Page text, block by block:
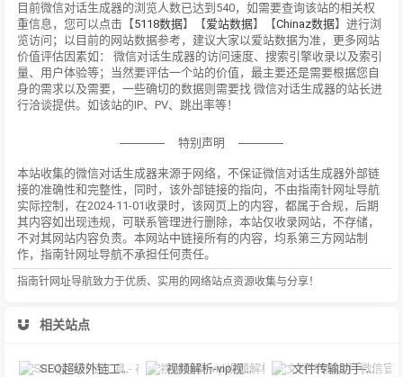
目前微信对话生成器的浏览人数已达到540，如需要查询该站的相关权
重信息，您可以点击【5118数据】【爱站数据】【Chinaz数据】进行浏
览访问；以目前的网站数据参考，建议大家以爱站数据为准，更多网站
价值评估因素如： 微信对话生成器的访问速度、搜索引擎收录以及索引
量、用户体验等；当然要评估一个站的价值，最主要还是需要根据您自
身的需求以及需要，一些确切的数据则需要找 微信对话生成器的站长进
行洽谈提供。如该站的IP、PV、跳出率等！
特别声明
本站收集的微信对话生成器来源于网络，不保证微信对话生成器外部链
接的准确性和完整性，同时，该外部链接的指向，不由指南针网址导航
实际控制，在2024-11-01收录时，该网页上的内容，都属于合规，后期
其内容如出现违规，可联系管理进行删除，本站仅收录网站，不存储，
不对其网站内容负责。本网站中链接所有的内容，均系第三方网站制
作，指南针网址导航不承担任何责任。
指南针网址导航致力于优质、实用的网络站点资源收集与分享！
相关站点
SEO超级外链工具 - 在线批量发布外链_免费外链发布工具 视频解析-vip视频解析，建议使用谷歌浏览器。 文件传输助手-微信官方在线传文件，微信文件传输助手网页版，使用手机微信扫码传输文件！